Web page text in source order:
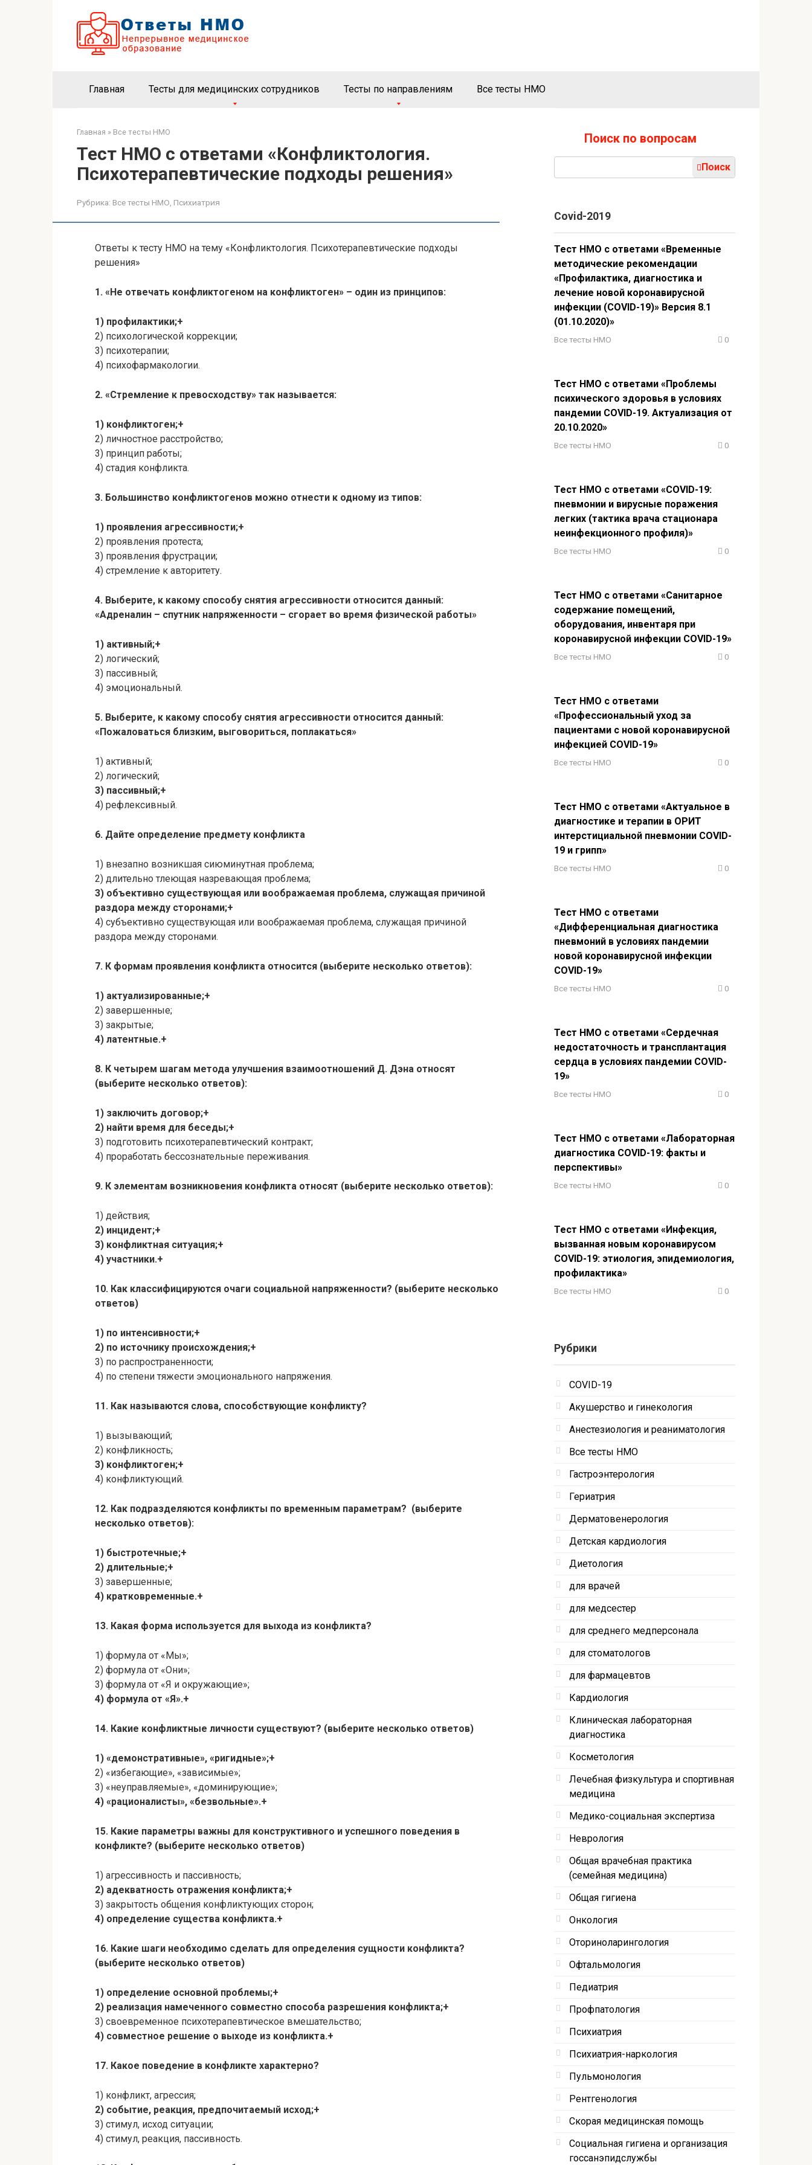
Главная Тесты для медицинских сотрудников Тесты по направлениям Все тесты НМО
Главная » Все тесты НМО
Тест НМО с ответами «Конфликтология.
Психотерапевтические подходы решения»
Рубрика: Все тесты НМО Психиатрия
Ответы к тесту НМО на тему «Конфликтология. Психотерапевтические подходы
решения»
1. «Не отвечать конфликтогеном на конфликтоген» – один из принципов:
1) профилактики;+
2) психологической коррекции;
3) психотерапии;
4) психофармакологии.
2. «Стремление к превосходству» так называется:
1) конфликтоген;+
2) личностное расстройство;
3) принцип работы;
4) стадия конфликта.
3. Большинство конфликтогенов можно отнести к одному из типов:
1) проявления агрессивности;+
2) проявления протеста;
3) проявления фрустрации;
4) стремление к авторитету.
4. Выберите, к какому способу снятия агрессивности относится данный:
«Адреналин – спутник напряженности – сгорает во время физической работы»
1) активный;+
2) логический;
3) пассивный;
4) эмоциональный.
5. Выберите, к какому способу снятия агрессивности относится данный:
«Пожаловаться близким, выговориться, поплакаться»
1) активный;
2) логический;
3) пассивный;+
4) рефлексивный.
6. Дайте определение предмету конфликта
1) внезапно возникшая сиюминутная проблема;
2) длительно тлеющая назревающая проблема;
3) объективно существующая или воображаемая проблема, служащая причиной
раздора между сторонами;+
4) субъективно существующая или воображаемая проблема, служащая причиной
раздора между сторонами.
7. К формам проявления конфликта относится (выберите несколько ответов):
1) актуализированные;+
2) завершенные;
3) закрытые;
4) латентные.+
8. К четырем шагам метода улучшения взаимоотношений Д. Дэна относят
(выберите несколько ответов):
1) заключить договор;+
2) найти время для беседы;+
3) подготовить психотерапевтический контракт;
4) проработать бессознательные переживания.
9. К элементам возникновения конфликта относят (выберите несколько ответов):
1) действия;
2) инцидент;+
3) конфликтная ситуация;+
4) участники.+
10. Как классифицируются очаги социальной напряженности? (выберите несколько
ответов)
1) по интенсивности;+
2) по источнику происхождения;+
3) по распространенности;
4) по степени тяжести эмоционального напряжения.
11. Как называются слова, способствующие конфликту?
1) вызывающий;
2) конфликность;
3) конфликтоген;+
4) конфликтующий.
12. Как подразделяются конфликты по временным параметрам? (выберите
несколько ответов):
1) быстротечные;+
2) длительные;+
3) завершенные;
4) кратковременные.+
13. Какая форма используется для выхода из конфликта?
1) формула от «Мы»;
2) формула от «Они»;
3) формула от «Я и окружающие»;
4) формула от «Я».+
14. Какие конфликтные личности существуют? (выберите несколько ответов)
1) «демонстративные», «ригидные»;+
2) «избегающие», «зависимые»;
3) «неуправляемые», «доминирующие»;
4) «рационалисты», «безвольные».+
15. Какие параметры важны для конструктивного и успешного поведения в
конфликте? (выберите несколько ответов)
1) агрессивность и пассивность;
2) адекватность отражения конфликта;+
3) закрытость общения конфликтующих сторон;
4) определение существа конфликта.+
16. Какие шаги необходимо сделать для определения сущности конфликта?
(выберите несколько ответов)
1) определение основной проблемы;+
2) реализация намеченного совместно способа разрешения конфликта;+
3) своевременное психотерапевтическое вмешательство;
4) совместное решение о выходе из конфликта.+
17. Какое поведение в конфликте характерно?
1) конфликт, агрессия;
2) событие, реакция, предпочитаемый исход;+
3) стимул, исход ситуации;
4) стимул, реакция, пассивность.
Поиск по вопросам
Поиск
Covid-2019
Тест НМО с ответами «Временные
методические рекомендации
«Профилактика, диагностика и
лечение новой коронавирусной
инфекции (COVID-19)» Версия 8.1
(01.10.2020)»
Все тесты НМО 0
Тест НМО с ответами «Проблемы
психического здоровья в условиях
пандемии COVID-19. Актуализация от
20.10.2020»
Все тесты НМО 0
Тест НМО с ответами «COVID-19:
пневмонии и вирусные поражения
легких (тактика врача стационара
неинфекционного профиля)»
Все тесты НМО 0
Тест НМО с ответами «Санитарное
содержание помещений,
оборудования, инвентаря при
коронавирусной инфекции COVID-19»
Все тесты НМО 0
Тест НМО с ответами
«Профессиональный уход за
пациентами с новой коронавирусной
инфекцией COVID-19»
Все тесты НМО 0
Тест НМО с ответами «Актуальное в
диагностике и терапии в ОРИТ
интерстициальной пневмонии COVID-
19 и грипп»
Все тесты НМО 0
Тест НМО с ответами
«Дифференциальная диагностика
пневмоний в условиях пандемии
новой коронавирусной инфекции
COVID-19»
Все тесты НМО 0
Тест НМО с ответами «Сердечная
недостаточность и трансплантация
сердца в условиях пандемии COVID-
19»
Все тесты НМО 0
Тест НМО с ответами «Лабораторная
диагностика COVID-19: факты и
перспективы»
Все тесты НМО 0
Тест НМО с ответами «Инфекция,
вызванная новым коронавирусом
COVID-19: этиология, эпидемиология,
профилактика»
Все тесты НМО 0
Рубрики
COVID-19
Акушерство и гинекология
Анестезиология и реаниматология
Все тесты НМО
Гастроэнтерология
Гериатрия
Дерматовенерология
Детская кардиология
Диетология
для врачей
для медсестер
для среднего медперсонала
для стоматологов
для фармацевтов
Кардиология
Клиническая лабораторная
диагностика
Косметология
Лечебная физкультура и спортивная
медицина
Медико-социальная экспертиза
Неврология
Общая врачебная практика
(семейная медицина)
Общая гигиена
Онкология
Оториноларингология
Офтальмология
Педиатрия
Профпатология
Психиатрия
Психиатрия-наркология
Пульмонология
Рентгенология
Скорая медицинская помощь
Социальная гигиена и организация
госсанэпидслужбы